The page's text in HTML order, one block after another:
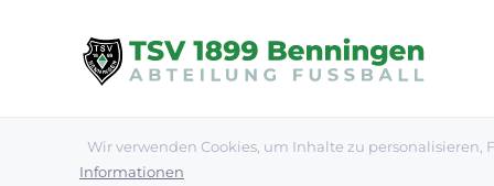
Wir verwenden Cookies, um Inhalte zu
Informationen